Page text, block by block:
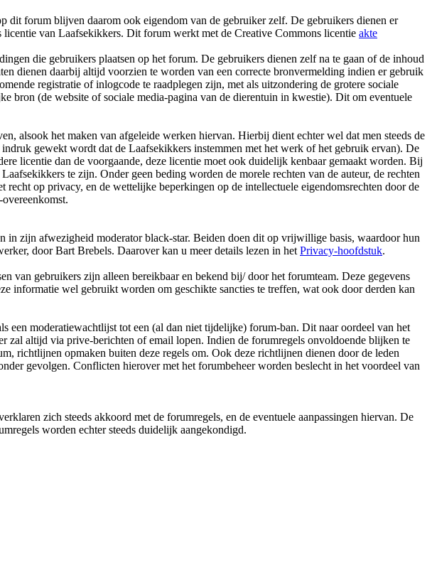
forum blijven daarom ook eigendom van de gebruiker zelf. De gebruikers dienen er
van Laafsekikkers. Dit forum werkt met de Creative Commons licentie akte
die gebruikers plaatsen op het forum. De gebruikers dienen zelf na te gaan of de inhoud
dienen daarbij altijd voorzien te worden van een correcte bronvermelding indien er gebruik
registratie of inlogcode te raadplegen zijn, met als uitzondering de grotere sociale
bron (de website of sociale media-pagina van de dierentuin in kwestie). Dit om eventuele
alsook het maken van afgeleide werken hiervan. Hierbij dient echter wel dat men steeds de
gewekt wordt dat de Laafsekikkers instemmen met het werk of het gebruik ervan). De
licentie dan de voorgaande, deze licentie moet ook duidelijk kenbaar gemaakt worden. Bij
te zijn. Onder geen beding worden de morele rechten van de auteur, de rechten
op privacy, en de wettelijke beperkingen op de intellectuele eigendomsrechten door de
zijn afwezigheid moderator black-star. Beiden doen dit op vrijwillige basis, waardoor hun
door Bart Brebels. Daarover kan u meer details lezen in het Privacy-hoofdstuk.
van gebruikers zijn alleen bereikbaar en bekend bij/ door het forumteam. Deze gegevens
informatie wel gebruikt worden om geschikte sancties te treffen, wat ook door derden kan
een moderatiewachtlijst tot een (al dan niet tijdelijke) forum-ban. Dit naar oordeel van het
zal altijd via prive-berichten of email lopen. Indien de forumregels onvoldoende blijken te
richtlijnen opmaken buiten deze regels om. Ook deze richtlijnen dienen door de leden
gevolgen. Conflicten hierover met het forumbeheer worden beslecht in het voordeel van
zich steeds akkoord met de forumregels, en de eventuele aanpassingen hiervan. De
worden echter steeds duidelijk aangekondigd.